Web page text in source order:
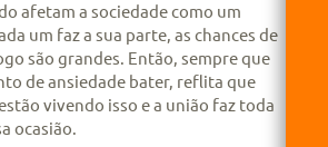
afetam a sociedade como um
um faz a sua parte, as chances de
são grandes. Então, sempre que
de ansiedade bater, reflita que
vivendo isso e a união faz toda
ocasião.